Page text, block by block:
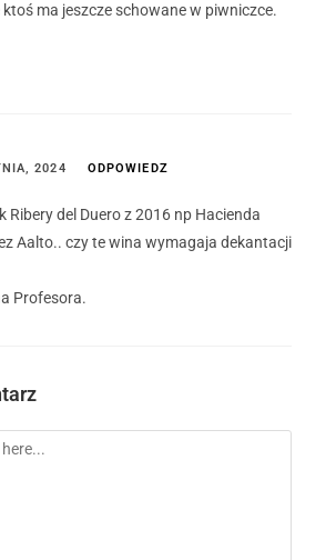
ktoś ma jeszcze schowane w piwniczce.
2024 ODPOWIEDZ
Ribery del Duero z 2016 np Hacienda
Aalto.. czy te wina wymagaja dekantacji
Profesora.